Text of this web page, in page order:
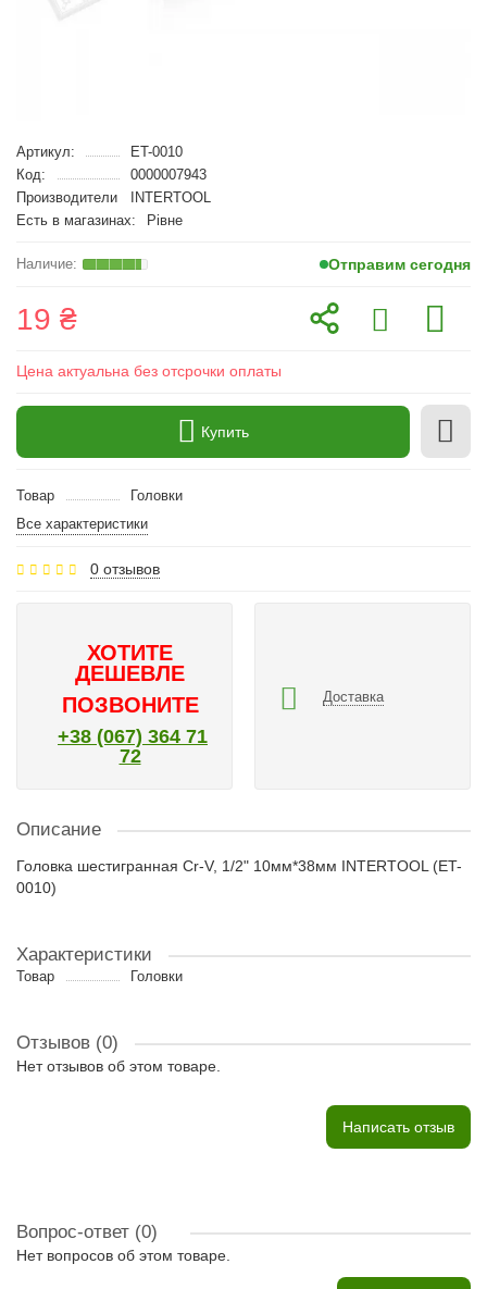
Артикул:
ET-0010
Код:
0000007943
Производители
INTERTOOL
Есть в магазинах:
Рівне
Отправим сегодня
19 ₴
Цена актуальна без отсрочки оплаты
Купить
Товар
Головки
Все характеристики
0 отзывов
ХОТИТЕ
ДЕШЕВЛЕ
ПОЗВОНИТЕ
+38 (067) 364 71
72
Доставка
Описание
Головка шестигранная Cr-V, 1/2" 10мм*38мм INTERTOOL (ET-
0010)
Характеристики
Товар Головки
Отзывов (0)
Нет отзывов об этом товаре.
Написать отзыв
Вопрос-ответ (0)
Нет вопросов об этом товаре.